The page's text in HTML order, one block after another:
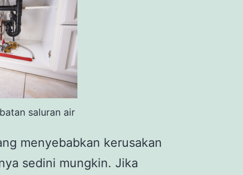
saluran air
menyebabkan kerusakan
sedini mungkin. Jika